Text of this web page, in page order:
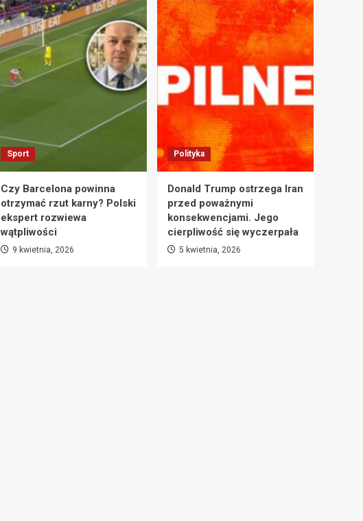
Sport
Czy Barcelona powinna
otrzymać rzut karny? Polski
ekspert rozwiewa
wątpliwości
9 kwietnia, 2026
Polityka
Donald Trump ostrzega Iran
przed poważnymi
konsekwencjami. Jego
cierpliwość się wyczerpała
5 kwietnia, 2026